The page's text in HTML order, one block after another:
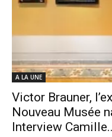
A LA UNE
Victor Brauner,
Nouveau Musée
Interview